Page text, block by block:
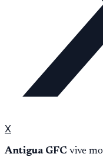
X
Antigua GFC vive